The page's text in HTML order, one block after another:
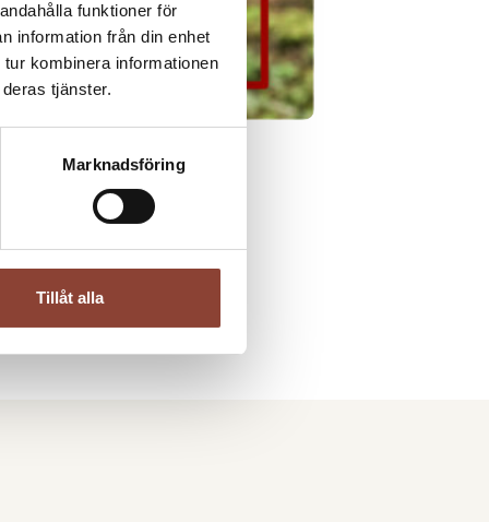
funktioner för
information från din enhet
kombinera informationen
tjänster.
Marknadsföring
Tillåt alla